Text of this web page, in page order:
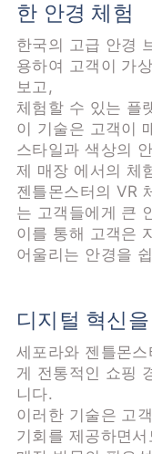
한 안경 체험
한국의 고급 안경
용하여 고객이 가
보고,
체험할 수 있는 플
이 기술은 고객이
스타일과 색상의
제 매장 에서의 체
젠틀몬스터의 VR
는 고객들에게 큰
이를 통해 고객은
어울리는 안경을
디지털 혁신
세포라와 젠틀몬
게 전통적인 쇼핑
니다.
이러한 기술은 고
기회를 제공하면서